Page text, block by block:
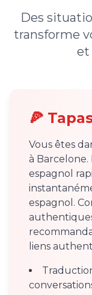
Des
transforme
et
🍕
Vous êtes
à
espagnol
espagnol.
liens